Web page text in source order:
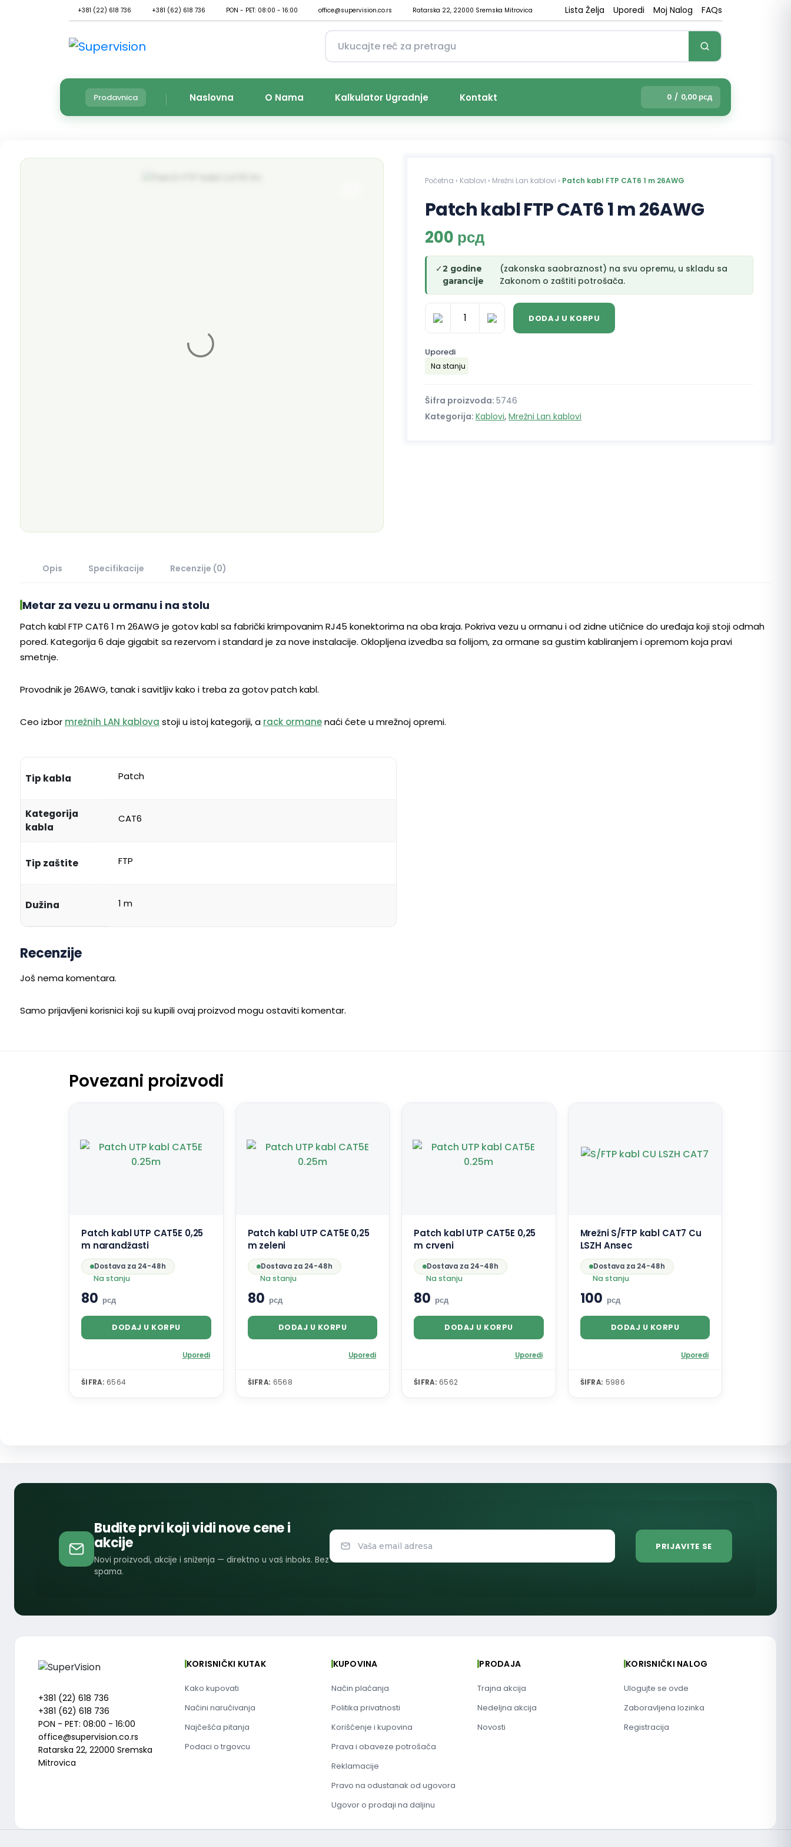
+381 (22) 618 736 +381 (62) 618 736 PON - PET: 08:00 - 16:00 office@supervision.co.rs Ratarska 22, 22000 Sremska Mitrovica Lista Želja Uporedi Moj Nalog FAQs
Prodavnica Naslovna O Nama Kalkulator Ugradnje Kontakt 0 / 0,00 рсд
Početna › Kablovi › Mrežni Lan kablovi › Patch kabl FTP CAT6 1 m 26AWG
Patch kabl FTP CAT6 1 m 26AWG
200 рсд
✓2 godine
garancije
(zakonska saobraznost) na svu opremu, u skladu sa
Zakonom o zaštiti potrošača.
Patch
kabl
FTP
CAT6
26AWG
količina
DODAJ U KORPU
Uporedi
Na stanju
Šifra proizvoda: 5746
Kategorija: Kablovi, Mrežni Lan kablovi
Opis Specifikacije Recenzije (0)
Metar za vezu u ormanu i na stolu
Patch kabl FTP CAT6 1 m 26AWG je gotov kabl sa fabrički krimpovanim RJ45 konektorima na oba kraja. Pokriva vezu u ormanu i od zidne utičnice do uređaja koji stoji odmah
pored. Kategorija 6 daje gigabit sa rezervom i standard je za nove instalacije. Oklopljena izvedba sa folijom, za ormane sa gustim kabliranjem i opremom koja pravi
smetnje.
Provodnik je 26AWG, tanak i savitljiv kako i treba za gotov patch kabl.
Ceo izbor mrežnih LAN kablova stoji u istoj kategoriji, a rack ormanenaći ćete u mrežnoj opremi.
Tip kabla Patch
Kategorija
kabla
CAT6
Tip zaštite FTP
Dužina 1 m
Recenzije
Još nema komentara.
Samo prijavljeni korisnici koji su kupili ovaj proizvod mogu ostaviti komentar.
Povezani proizvodi
Patch kabl UTP CAT5E 0,25
m narandžasti
Dostava za 24-48h
Na stanju
80 рсд
DODAJ U KORPU
Uporedi
ŠIFRA: 6564
Patch kabl UTP CAT5E 0,25
m zeleni
Dostava za 24-48h
Na stanju
80 рсд
DODAJ U KORPU
Uporedi
ŠIFRA: 6568
Patch kabl UTP CAT5E 0,25
m crveni
Dostava za 24-48h
Na stanju
80 рсд
DODAJ U KORPU
Uporedi
ŠIFRA: 6562
Mrežni S/FTP kabl CAT7 Cu
LSZH Ansec
Dostava za 24-48h
Na stanju
100 рсд
DODAJ U KORPU
Uporedi
ŠIFRA: 5986
Budite prvi koji vidi nove cene i
akcije
Novi proizvodi, akcije i sniženja — direktno u vaš inboks. Bez
spama.
+381 (22) 618 736
+381 (62) 618 736
PON - PET: 08:00 - 16:00
office@supervision.co.rs
Ratarska 22, 22000 Sremska
Mitrovica
KORISNIČKI KUTAK
Kako kupovati
Načini naručivanja
Najčešća pitanja
Podaci o trgovcu
KUPOVINA
Način plaćanja
Politika privatnosti
Korišćenje i kupovina
Prava i obaveze potrošača
Reklamacije
Pravo na odustanak od ugovora
Ugovor o prodaji na daljinu
PRODAJA
Trajna akcija
Nedeljna akcija
Novosti
KORISNIČKI NALOG
Ulogujte se ovde
Zaboravljena lozinka
Registracija